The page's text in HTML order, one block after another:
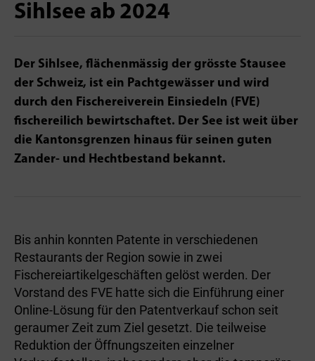
Sihlsee ab 2024
Der Sihlsee, flächenmässig der grösste Stausee
der Schweiz, ist ein Pachtgewässer und wird
durch den Fischereiverein Einsiedeln (FVE)
fischereilich bewirtschaftet. Der See ist weit über
die Kantonsgrenzen hinaus für seinen guten
Zander- und Hechtbestand bekannt.
Bis anhin konnten Patente in verschiedenen
Restaurants der Region sowie in zwei
Fischereiartikelgeschäften gelöst werden. Der
Vorstand des FVE hatte sich die Einführung einer
Online-Lösung für den Patentverkauf schon seit
geraumer Zeit zum Ziel gesetzt. Die teilweise
Reduktion der Öffnungszeiten einzelner